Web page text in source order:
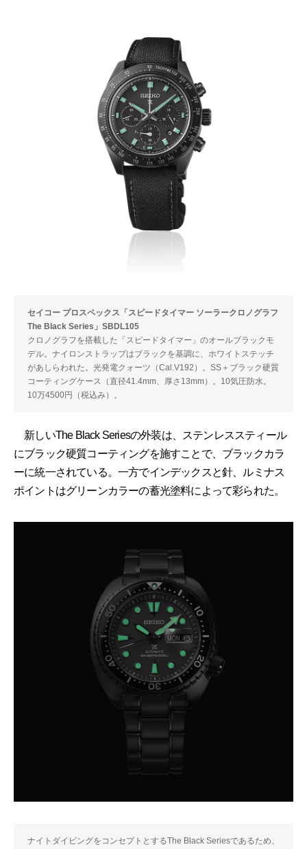
セイコー プロスペックス「スピードタイマー ソーラークロノグラフ
The Black Series」SBDL105
クロノグラフを搭載した「スピードタイマー」のオールブラックモ
デル。ナイロンストラップはブラックを基調に、ホワイトステッチ
があしらわれた。光発電クォーツ（Cal.V192）。SS＋ブラック硬質
コーティングケース（直径41.4mm、厚さ13mm）。10気圧防水。
10万4500円（税込み）。
新しいThe Black Seriesの外装は、ステンレススティール
にブラック硬質コーティングを施すことで、ブラックカラ
ーに統一されている。一方でインデックスと針、ルミナス
ポイントはグリーンカラーの蓄光塗料によって彩られた。
ナイトダイビングをコンセプトとするThe Black Seriesであるため、